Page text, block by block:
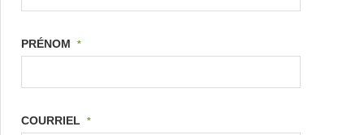
PRÉNOM *
COURRIEL *